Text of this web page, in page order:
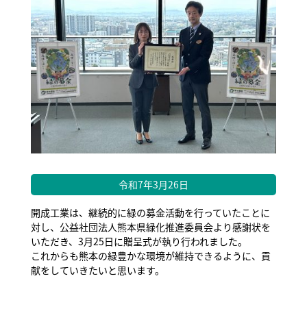
令和7年3月26日
開成工業は、継続的に緑の募金活動を行っていたことに
対し、公益社団法人熊本県緑化推進委員会より感謝状を
いただき、3月25日に贈呈式が執り行われました。
これからも熊本の緑豊かな環境が維持できるように、貢
献をしていきたいと思います。